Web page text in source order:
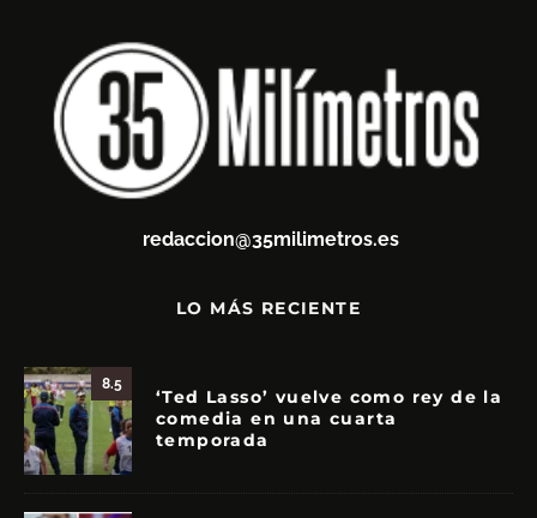
redaccion@35milimetros.es
LO MÁS RECIENTE
8.5
‘Ted Lasso’ vuelve como rey de la
comedia en una cuarta
temporada